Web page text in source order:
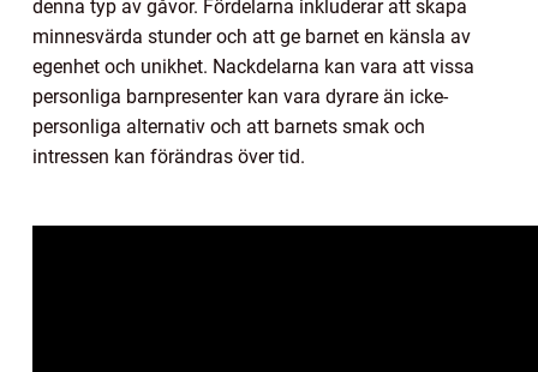
denna typ av gåvor. Fördelarna inkluderar att skapa
minnesvärda stunder och att ge barnet en känsla av
egenhet och unikhet. Nackdelarna kan vara att vissa
personliga barnpresenter kan vara dyrare än icke-
personliga alternativ och att barnets smak och
intressen kan förändras över tid.